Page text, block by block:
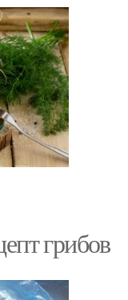
грибов